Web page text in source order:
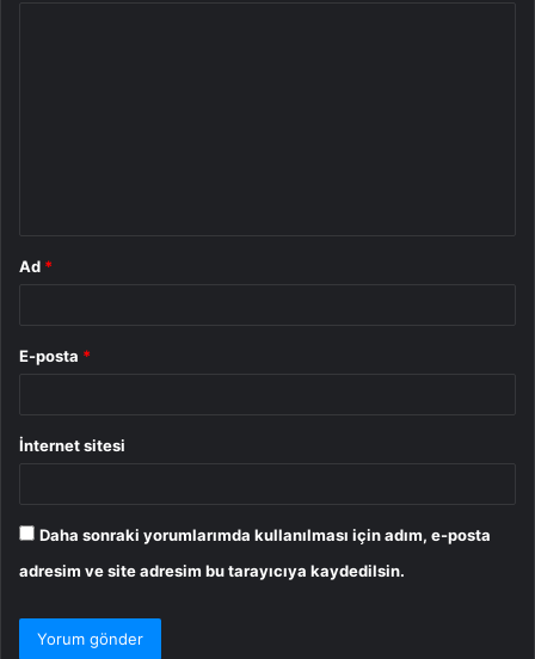
Ad *
E-posta *
İnternet sitesi
Daha sonraki yorumlarımda kullanılması için adım, e-posta
adresim ve site adresim bu tarayıcıya kaydedilsin.